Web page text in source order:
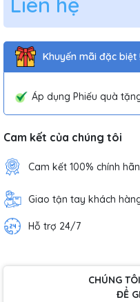
Khuyến mãi đặc biệt
Áp dụng Phiếu quà
Cam kết của chúng tôi
Cam kết 100% chính
Giao tận tay khách
Hỗ trợ 24/7
CHÚNG
ĐỂ